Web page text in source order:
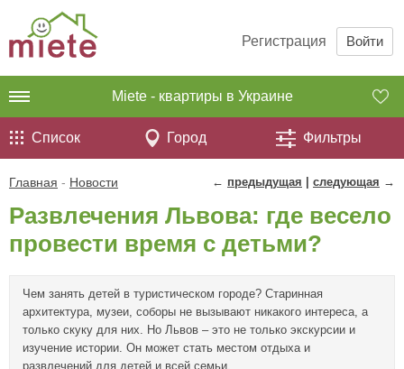
Регистрация Войти
Miete - квартиры в Украине
Список Город Фильтры
← предыдущая следующая →
Главная - Новости
Развлечения Львова: где весело
провести время с детьми?
Чем занять детей в туристическом городе? Старинная
архитектура, музеи, соборы не вызывают никакого интереса, а
только скуку для них. Но Львов – это не только экскурсии и
изучение истории. Он может стать местом отдыха и
развлечений для детей и всей семьи.